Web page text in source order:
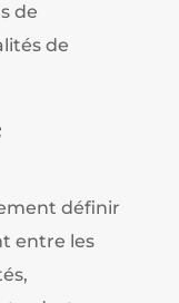
de
de
définir
entre les